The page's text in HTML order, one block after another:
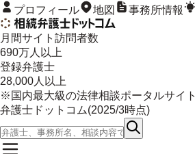
プロフィール 地図 事務所情報
月間サイト訪問者数
690万人以上
登録弁護士
28,000人以上
※国内最大級の法律相談ポータルサイト
弁護士ドットコム(2025/3時点)